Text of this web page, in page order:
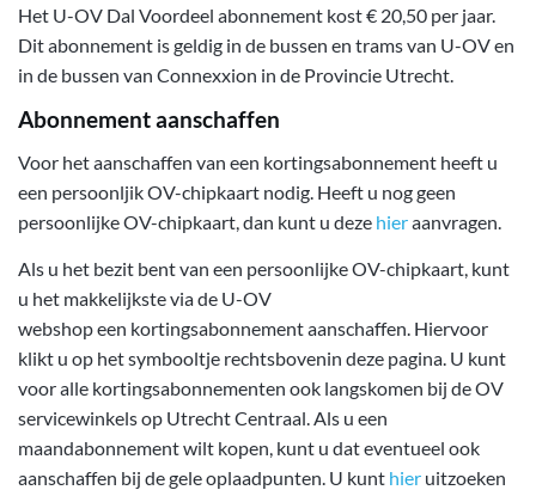
Het U-OV Dal Voordeel abonnement kost € 20,50 per jaar.
Dit abonnement is geldig in de bussen en trams van U-OV en
in de bussen van Connexxion in de Provincie Utrecht.
Abonnement aanschaffen
Voor het aanschaffen van een kortingsabonnement heeft u
een persoonljik OV-chipkaart nodig. Heeft u nog geen
persoonlijke OV-chipkaart, dan kunt u deze hieraanvragen.
Als u het bezit bent van een persoonlijke OV-chipkaart, kunt
u het makkelijkste via de U-OV
webshop een kortingsabonnement aanschaffen. Hiervoor
klikt u op het symbooltje rechtsbovenin deze pagina. U kunt
voor alle kortingsabonnementen ook langskomen bij de OV
servicewinkels op Utrecht Centraal. Als u een
maandabonnement wilt kopen, kunt u dat eventueel ook
aanschaffen bij de gele oplaadpunten. U kunt hier uitzoeken